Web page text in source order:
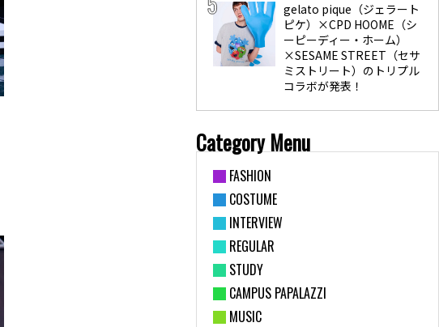
gelato pique（ジェラート
ピケ）×CPD HOOME（シ
ーピーディー・ホーム）
×SESAME STREET（セサ
ミストリート）のトリプル
コラボが発表！
Category Menu
FASHION
COSTUME
INTERVIEW
REGULAR
STUDY
CAMPUS PAPALAZZI
MUSIC